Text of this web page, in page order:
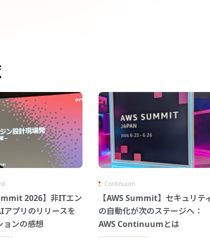
2026】非ITエン
アプリのリリースを
ョンの感想
Continuum
【AWS Summit】セキュリテ
の自動化が次のステージへ：
AWS Continuumとは